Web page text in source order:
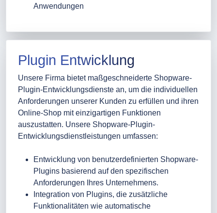
Anwendungen
Plugin Entwicklung
Unsere Firma bietet maßgeschneiderte Shopware-
Plugin-Entwicklungsdienste an, um die individuellen
Anforderungen unserer Kunden zu erfüllen und ihren
Online-Shop mit einzigartigen Funktionen
auszustatten. Unsere Shopware-Plugin-
Entwicklungsdienstleistungen umfassen:
Entwicklung von benutzerdefinierten Shopware-
Plugins basierend auf den spezifischen
Anforderungen Ihres Unternehmens.
Integration von Plugins, die zusätzliche
Funktionalitäten wie automatische